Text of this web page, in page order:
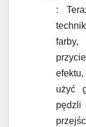
:
użyć
pędzli